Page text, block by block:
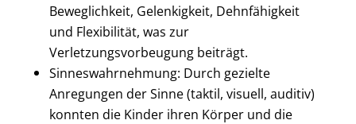
Beweglichkeit, Gelenkigkeit, Dehnfähigkeit
und Flexibilität, was zur
Verletzungsvorbeugung beiträgt.
Sinneswahrnehmung: Durch gezielte
Anregungen der Sinne (taktil, visuell, auditiv)
konnten die Kinder ihren Körper und die